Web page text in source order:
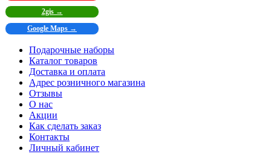
2gis →
Google Maps →
Подарочные наборы
Каталог товаров
Доставка и оплата
Адрес розничного магазина
Отзывы
О нас
Акции
Как сделать заказ
Контакты
Личный кабинет